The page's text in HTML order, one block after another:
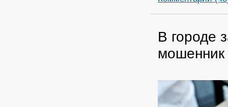
В городе
мошенник